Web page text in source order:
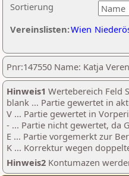
Sortierung
Vereinslisten:Wien
Pnr:147550 Name: Katja
Hinweis1 Wertebereich Feld
blank ... Partie gewertet in
V ... Partie gewertet in
- ... Partie nicht gewertet, da
E ... Partie vorgemerkt zur
K ... Korrektur wegen
Hinweis2 Kontumazen